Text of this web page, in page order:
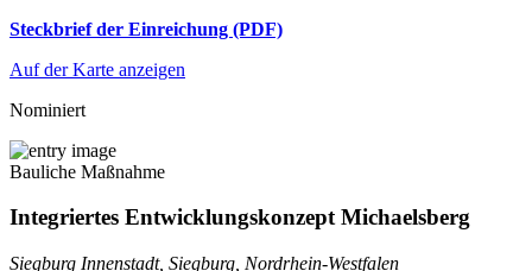
Steckbrief der Einreichung (PDF)
Auf der Karte anzeigen
Nominiert
Bauliche Maßnahme
Integriertes Entwicklungskonzept Michaelsberg
Siegburg Innenstadt, Siegburg, Nordrhein-Westfalen